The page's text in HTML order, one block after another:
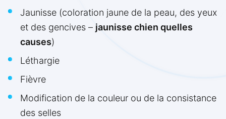
Jaunisse (coloration jaune de la peau, des yeux
et des gencives – jaunisse chien quelles
causes)
Léthargie
Fièvre
Modification de la couleur ou de la consistance
des selles